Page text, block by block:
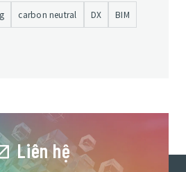
carbon neutral DX BIM
Liên hệ